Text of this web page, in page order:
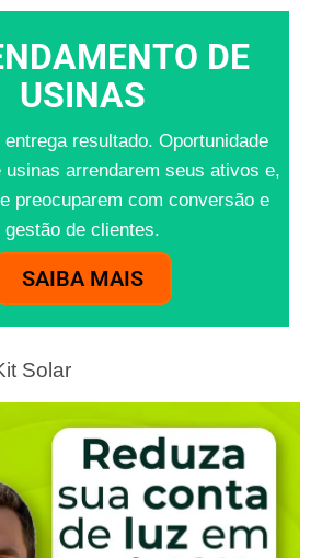
DE
USINAS
entrega resultado. Oportunidade
usinas arrendarem seus ativos e,
preocuparem com conversão e
gestão de clientes.
SAIBA MAIS
Solar